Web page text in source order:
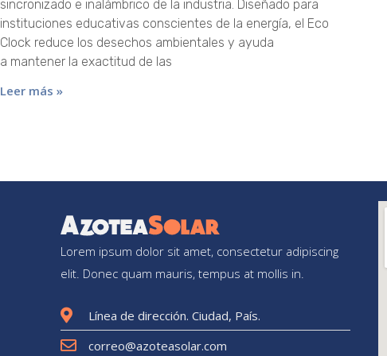
sincronizado e inalámbrico de la industria. Diseñado para
instituciones educativas conscientes de la energía, el Eco
Clock reduce los desechos ambientales y ayuda
a mantener la exactitud de las
Leer más »
Lorem ipsum dolor sit amet, consectetur adipiscing
elit. Donec quam mauris, tempus at mollis in.
Línea de dirección. Ciudad, País.
correo@azoteasolar.com